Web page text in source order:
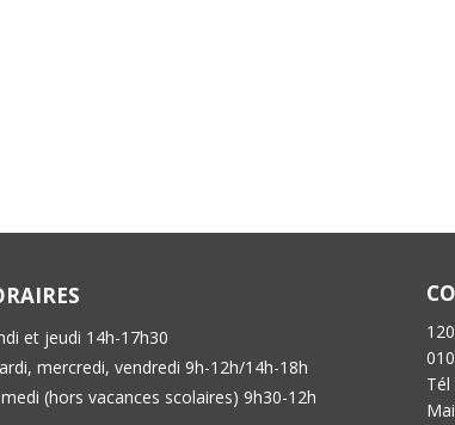
et jeudi 14h-17h30
mercredi, vendredi 9h-12h/14h-18h
(hors vacances scolaires) 9h30-12h
Tél